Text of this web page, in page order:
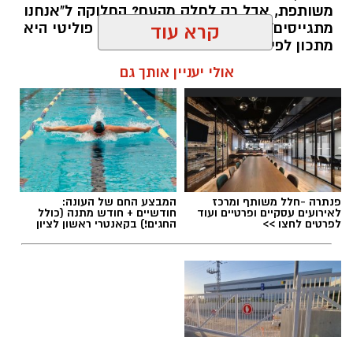
משותפת, אבל רק לחלק מהעם? החלוקה ל"אנחנו
מתגייסים" ו"הם לא" היא לא רק ויכוח פוליטי היא
מתכון לפילוג שמפורר אותנו מבפנים.
תגים:הפגנות חרדיים גיוס לצה"ל
קרא עוד
אולי יעניין אותך גם
פנתרה -חלל משותף ומרכז
לאירועים עסקיים ופרטיים ועוד
לפרטים לחצו >>
המבצע החם של העונה:
חודשיים + חודש מתנה (כולל
החגים!) בקאנטרי ראשון לציון